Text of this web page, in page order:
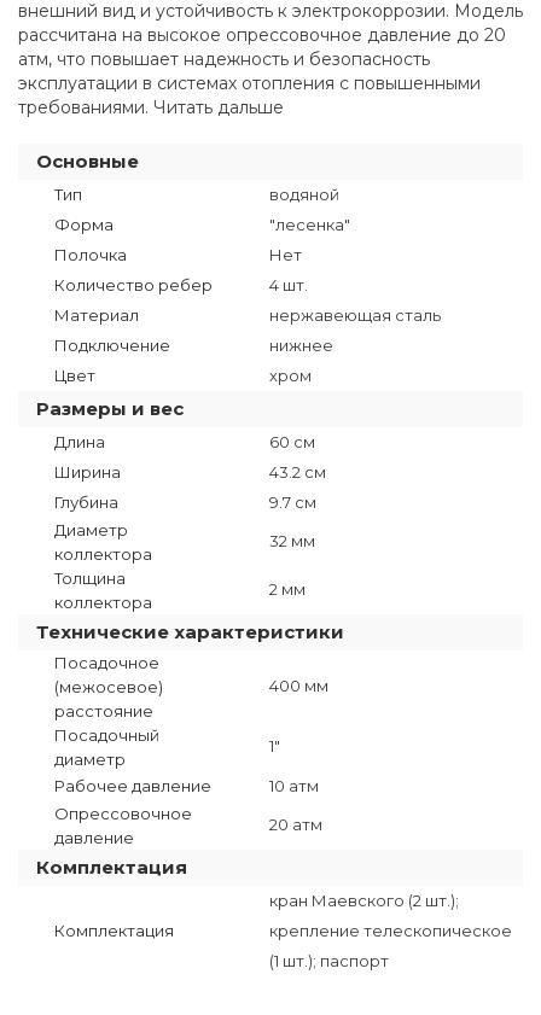
внешний вид и устойчивость к электрокоррозии. Модель
рассчитана на высокое опрессовочное давление до 20
атм, что повышает надежность и безопасность
эксплуатации в системах отопления с повышенными
требованиями. Читать дальше
Основные
Тип
водяной
Форма
"лесенка"
Полочка
Нет
Количество ребер
4 шт.
Материал
нержавеющая сталь
Подключение
нижнее
Цвет
хром
Размеры и вес
Длина
60 см
Ширина
43.2 см
Глубина
9.7 см
Диаметр
коллектора
32 мм
Толщина
коллектора
2 мм
Технические характеристики
Посадочное
(межосевое)
расстояние
400 мм
Посадочный
диаметр
1"
Рабочее давление
10 атм
Опрессовочное
давление
20 атм
Комплектация
Комплектация
кран Маевского (2 шт.);
крепление телескопическое
(1 шт.); паспорт